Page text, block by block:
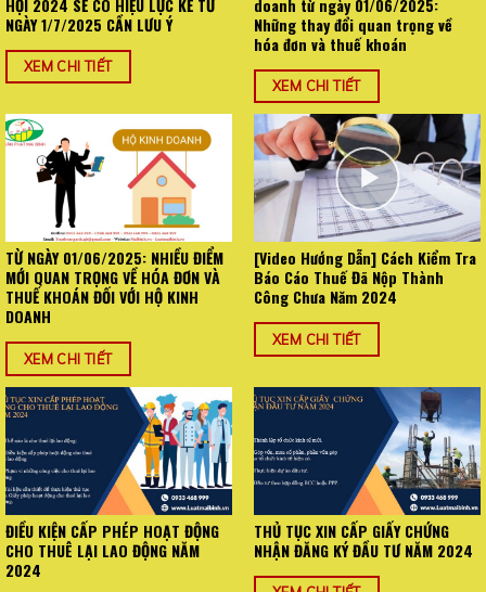
HỘI 2024 SẼ CÓ HIỆU LỰC KỂ TỪ
NGÀY 1/7/2025 CẦN LƯU Ý
XEM CHI TIẾT
doanh từ ngày 01/06/2025:
Những thay đổi quan trọng về
hóa đơn và thuế khoán
XEM CHI TIẾT
TỪ NGÀY 01/06/2025: NHIỀU ĐIỂM
MỚI QUAN TRỌNG VỀ HÓA ĐƠN VÀ
THUẾ KHOÁN ĐỐI VỚI HỘ KINH
DOANH
XEM CHI TIẾT
[Video Hướng Dẫn] Cách Kiểm Tra
Báo Cáo Thuế Đã Nộp Thành
Công Chưa Năm 2024
XEM CHI TIẾT
ĐIỀU KIỆN CẤP PHÉP HOẠT ĐỘNG
CHO THUÊ LẠI LAO ĐỘNG NĂM
2024
THỦ TỤC XIN CẤP GIẤY CHỨNG
NHẬN ĐĂNG KÝ ĐẦU TƯ NĂM 2024